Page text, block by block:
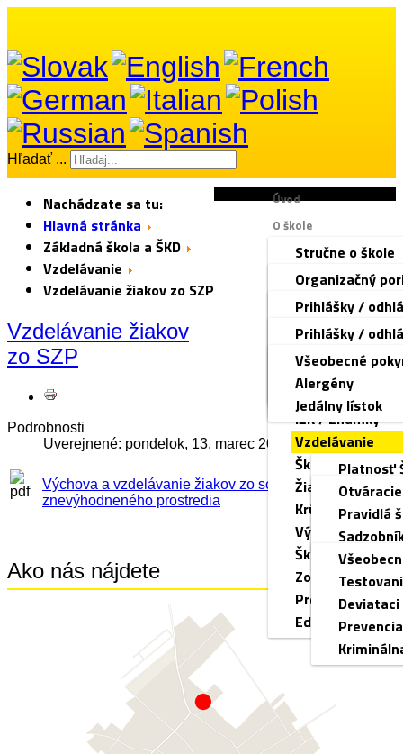
Hľadať ...
Úvod
O škole
Stručne o škole
Manažment
Zamestnanci
Rada školy
Voľné
Ochrana
Fotogaléria
Dokumenty
Organizačný
Kolektívna
Stratégia bez
Školský poriadok
pre
pre deti
pre deti
Správa o VVČ
Zmluvy,
Základná škola a ŠKD
Prihlášky /
Organizácia
Triednictvo
Rozvrh hodín
Zvonenie
IŽK / Známky
Vzdelávanie
Platnosť
iŠkVP
Programy
Školská knižnica
Pravidlá
Žiacky
Krúžky
Výchovný
Deviataci
Školský
Zoznam
Prenájom
Edupage -
Materská škola
Prihlášky /
Čo by malo 3-
Zoznam potrieb
iŠkVP
Školská jedáleň
Všeobecné
Alergény
Jedálny lístok
Tlačivá
Kontakt
Nachádzate sa tu:
Hlavná stránka
Základná škola a ŠKD
Vzdelávanie
Vzdelávanie žiakov zo SZP
Vzdelávanie žiakov
zo SZP
Podrobnosti
Uverejnené: pondelok, 13. marec 2017, 09:56
Výchova a vzdelávanie žiakov zo sociálne
znevýhodneného prostredia
Ako nás nájdete